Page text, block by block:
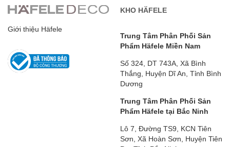
Giới thiệu Häfele
KHO HÄFELE
Trung Tâm Phân Phối Sản
Phẩm Häfele Miền Nam
Số 324, DT 743A, Xã Bình
Thắng, Huyện Dĩ An, Tỉnh Bình
Dương
Trung Tâm Phân Phối Sản
Phẩm Häfele tại Bắc Ninh
Lô 7, Đường TS9, KCN Tiên
Sơn, Xã Hoàn Sơn, Huyện Tiên